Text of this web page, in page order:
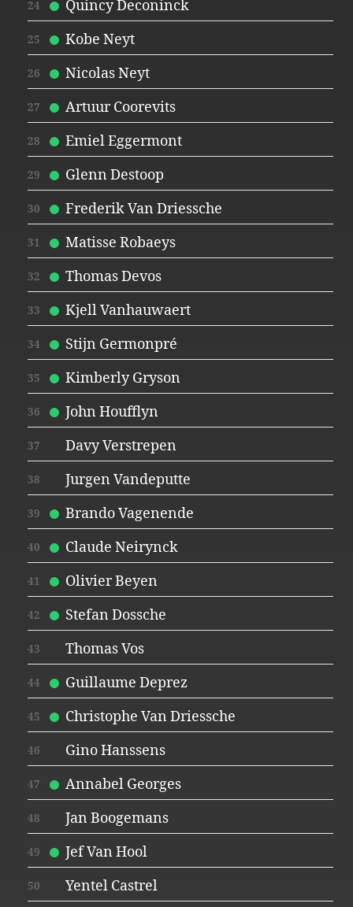
24 Quincy Deconinck
25 Kobe Neyt
26 Nicolas Neyt
27 Artuur Coorevits
28 Emiel Eggermont
29 Glenn Destoop
30 Frederik Van Driessche
31 Matisse Robaeys
32 Thomas Devos
33 Kjell Vanhauwaert
34 Stijn Germonpré
35 Kimberly Gryson
36 John Houfflyn
37 Davy Verstrepen
38 Jurgen Vandeputte
39 Brando Vagenende
40 Claude Neirynck
41 Olivier Beyen
42 Stefan Dossche
43 Thomas Vos
44 Guillaume Deprez
45 Christophe Van Driessche
46 Gino Hanssens
47 Annabel Georges
48 Jan Boogemans
49 Jef Van Hool
50 Yentel Castrel